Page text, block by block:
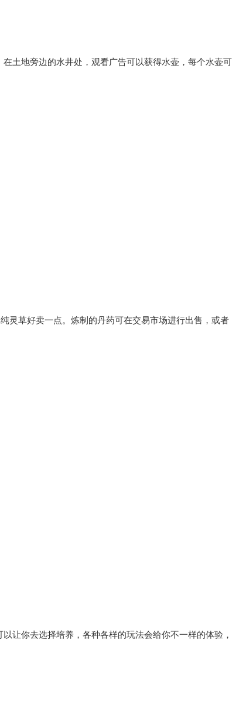
土地旁边的水井处，观看广告可以获得水壶，每个水壶可
灵草好卖一点。炼制的丹药可在交易市场进行出售，或者
让你去选择培养，各种各样的玩法会给你不一样的体验，